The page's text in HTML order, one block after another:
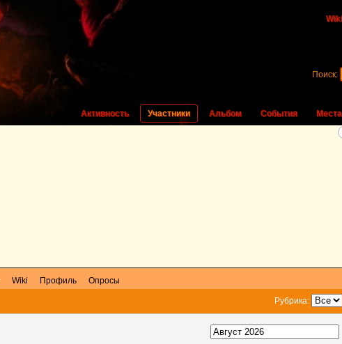
Wiki
Активность Участники Альбом События Места
Поиск:
Wiki Профиль
Опросы
Рубрика: